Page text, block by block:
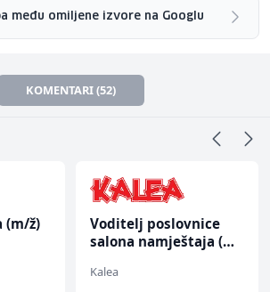
među omiljene izvore na Googlu
KOMENTARI (52)
(m/ž)
Voditelj poslovnice
salona namještaja (m/
Kalea